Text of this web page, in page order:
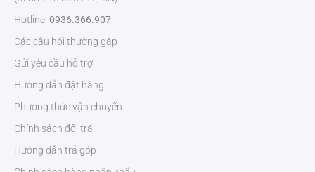
Màu sắc Màu đen / Màu trắng
Tính năng chính của đầu đọc QR500BE
Hoạt động trong nhà, thiết kế bền bỉ và tinh tế.
Hỗ trợ thẻ 13,56 MHz ISO14443A, phạm vi đọc QR lên đến
5cm, thẻ đến 4cm.
An toàn cho sức khỏe, thân thiện môi trường.
Quét nhanh, độ chính xác cao, giảm thiểu sai sót khi xác minh
Hotline: 0936.366.907
Các câu hỏi thường gặp
Gửi yêu cầu hỗ trợ
Hướng dẫn đặt hàng
Phương thức vận chuyển
Chính sách đổi trả
Hướng dẫn trả góp